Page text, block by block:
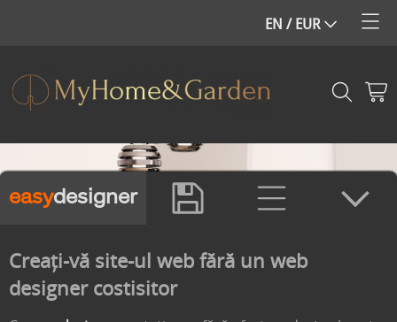
easydesigner
Creați-vă site-ul web fără un web
designer costisitor